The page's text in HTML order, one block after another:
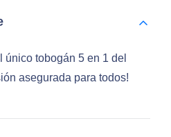
único tobogán 5 en 1 del
asegurada para todos!